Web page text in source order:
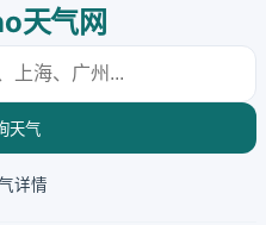
天气网
天气
详情